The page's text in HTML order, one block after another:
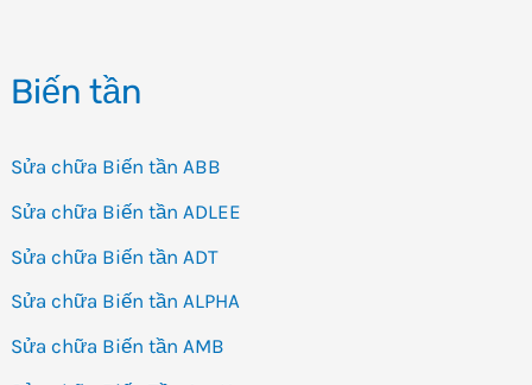
Biến tần
Sửa chữa Biến tần ABB
Sửa chữa Biến tần ADLEE
Sửa chữa Biến tần ADT
Sửa chữa Biến tần ALPHA
Sửa chữa Biến tần AMB